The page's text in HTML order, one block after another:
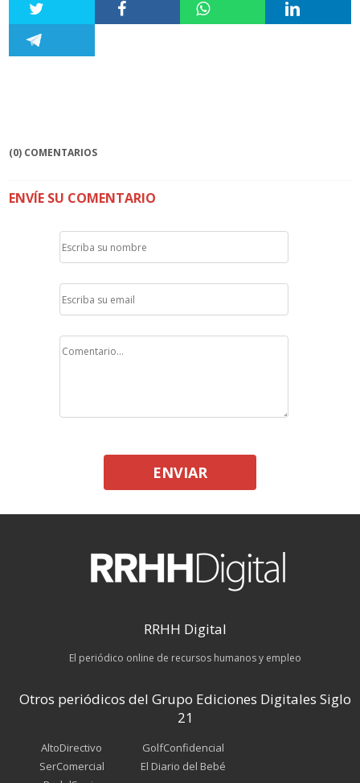
(0) COMENTARIOS
ENVÍE SU COMENTARIO
ENVIAR
RRHH Digital
El periódico online de recursos humanos y empleo
Otros periódicos del Grupo Ediciones Digitales Siglo
21
AltoDirectivo
SerComercial
GolfConfidencial
El Diario del Bebé